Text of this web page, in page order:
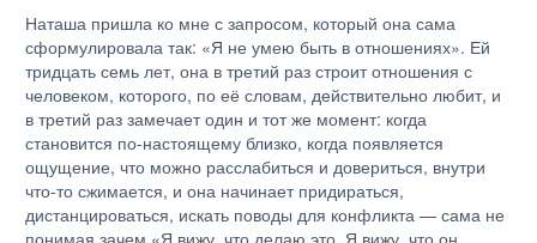
Наташа пришла ко мне с запросом, который она сама
сформулировала так: «Я не умею быть в отношениях». Ей
тридцать семь лет, она в третий раз строит отношения с
человеком, которого, по её словам, действительно любит, и
в третий раз замечает один и тот же момент: когда
становится по-настоящему близко, когда появляется
ощущение, что можно расслабиться и довериться, внутри
что-то сжимается, и она начинает придираться,
дистанцироваться, искать поводы для конфликта — сама не
понимая зачем.«Я вижу, что делаю это. Я вижу, что он